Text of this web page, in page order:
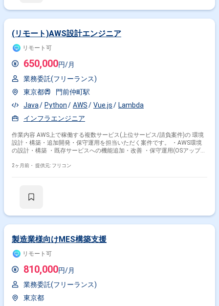
(リモート)AWS設計エンジニア
リモート可
650,000円/月
業務委託(フリーランス)
東京都
門前仲町駅
Java
Python AWS Vue.js
Lambda
インフラエンジニア
作業内容 AWS上で稼働する複数サービス(上位サービス/請負案件)の 環境
設計・構築・追加開発・保守運用を担当いただく案件です。 ・AWS環境
の設計・構築 ・既存サービスへの機能追加・改善 ・保守運用(OSアップデ
AWS(Lambda 等)に直接紐づくコードの対応
2ヶ月前・ 提供元: フリコン
製造業様向けMES構築支援
リモート可
810,000円/月
業務委託(フリーランス)
東京都